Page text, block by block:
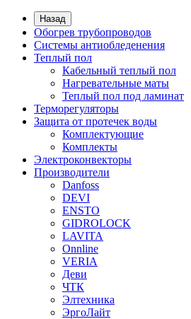
Назад
Обогрев трубопроводов
Системы антиобледенения
Теплый пол
Кабельный теплый пол
Нагревательные маты
Теплый пол под ламинат
Терморегуляторы
Защита от протечек воды
Комплектующие
Комплекты
Электроконвекторы
Производители
Danfoss
DEVI
ENSTO
GIDROLOCK
LAVITA
Onnline
VERIA
Деви
ЧТК
Элтехника
ЭргоЛайт